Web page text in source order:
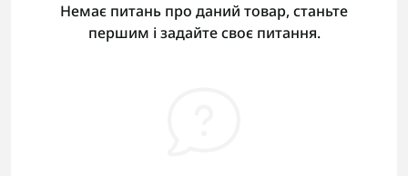
Немає питань про даний товар, станьте
першим і задайте своє питання.